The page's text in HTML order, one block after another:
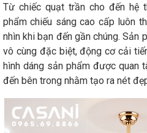
Từ chiếc quạt trần cho đến hệ
phẩm chiếu sáng cao cấp luôn
nhìn khi bạn đến gần chúng.
vô cùng đặc biệt, động cơ cải
hình dáng sản phẩm được quan
đến bên trong nhằm tạo ra nét